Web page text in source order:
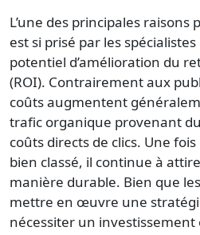
L’une des principales raisons
est si prisé par les
potentiel d’amélioration du
(ROI). Contrairement aux
coûts augmentent
trafic organique provenant
coûts directs de clics. Une
bien classé, il continue à
manière durable. Bien que
mettre en œuvre une
nécessiter un investissement